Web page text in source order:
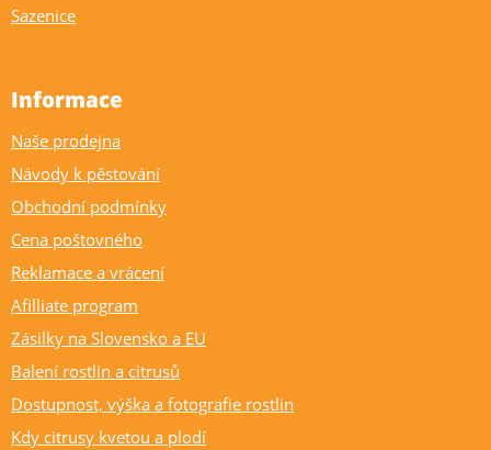
Sazenice
Informace
Naše prodejna
Návody k pěstování
Obchodní podmínky
Cena poštovného
Reklamace a vrácení
Afilliate program
Zásilky na Slovensko a EU
Balení rostlin a citrusů
Dostupnost, výška a fotografie rostlin
Kdy citrusy kvetou a plodí